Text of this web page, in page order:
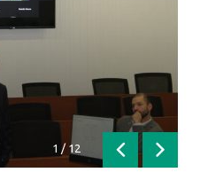
1 / 12
Anterior